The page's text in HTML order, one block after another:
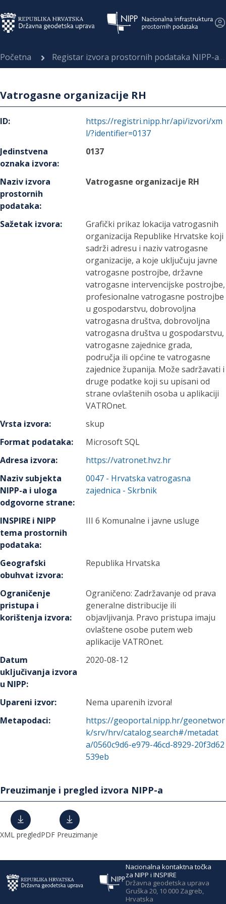
Početna Registar izvora prostornih podataka NIPP-a
Vatrogasne organizacije RH
ID:
https://registri.nipp.hr/api/izvori/xm
l/?identifier=0137
Jedinstvena
oznaka izvora:
0137
Naziv izvora
prostornih
podataka:
Vatrogasne organizacije RH
Sažetak izvora:
Grafički prikaz lokacija vatrogasnih
organizacija Republike Hrvatske koji
sadrži adresu i naziv vatrogasne
organizacije, a koje uključuju javne
vatrogasne postrojbe, državne
vatrogasne intervencijske postrojbe,
profesionalne vatrogasne postrojbe
u gospodarstvu, dobrovoljna
vatrogasna društva, dobrovoljna
vatrogasna društva u gospodarstvu,
vatrogasne zajednice grada,
područja ili općine te vatrogasne
zajednice županija. Može sadržavati i
druge podatke koji su upisani od
strane ovlaštenih osoba u aplikaciji
VATROnet.
Vrsta izvora:
skup
Format podataka:
Microsoft SQL
Adresa izvora:
https://vatronet.hvz.hr
Naziv subjekta
NIPP-a i uloga
odgovorne strane:
0047 - Hrvatska vatrogasna
zajednica - Skrbnik
INSPIRE i NIPP
tema prostornih
podataka:
III 6 Komunalne i javne usluge
Geografski
obuhvat izvora:
Republika Hrvatska
Ograničenje
pristupa i
korištenja izvora:
Ograničeno: Zadržavanje od prava
generalne distribucije ili
objavljivanja. Pravo pristupa imaju
ovlaštene osobe putem web
aplikacije VATROnet.
Datum
uključivanja izvora
u NIPP:
2020-08-12
Upareni izvor:
Nema uparenih izvora!
Metapodaci:
https://geoportal.nipp.hr/geonetwor
k/srv/hrv/catalog.search#/metadat
a/0560c9d6-e979-46cd-8929-20f3d62
539eb
Preuzimanje i pregled izvora NIPP-a
XML pregledPDF Preuzimanje
Nacionalna kontaktna točka
za NIPP i INSPIRE
Državna geodetska uprava
Gruška 20, 10 000 Zagreb,
Hrvatska